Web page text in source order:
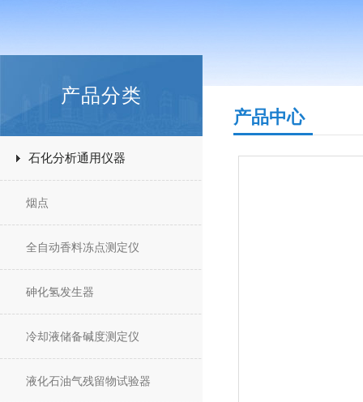
产品分类
石化分析通用仪器
烟点
全自动香料冻点测定仪
砷化氢发生器
冷却液储备碱度测定仪
液化石油气残留物试验器
产品中心